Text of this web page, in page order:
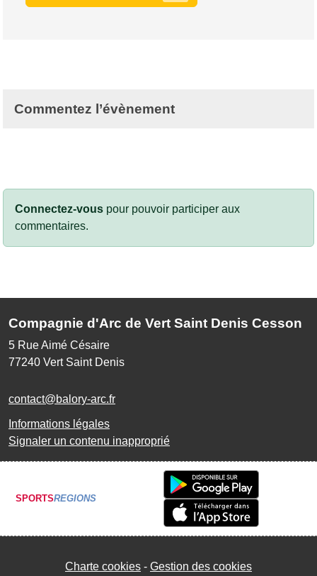
Commentez l’évènement
Connectez-vous pour pouvoir participer aux
commentaires.
Compagnie d'Arc de Vert Saint Denis Cesson
5 Rue Aimé Césaire
77240 Vert Saint Denis
contact@balory-arc.fr
Informations légales
Signaler un contenu inapproprié
SPORTSREGIONS
Charte cookies Gestion des cookies